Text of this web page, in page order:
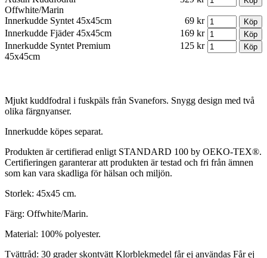
Offwhite/Marin
Innerkudde Syntet 45x45cm
69 kr
Innerkudde Fjäder 45x45cm
169 kr
Innerkudde Syntet Premium
45x45cm
125 kr
Mjukt kuddfodral i fuskpäls från Svanefors. Snygg design med två
olika färgnyanser.
Innerkudde köpes separat.
Produkten är certifierad enligt STANDARD 100 by OEKO-TEX®.
Certifieringen garanterar att produkten är testad och fri från ämnen
som kan vara skadliga för hälsan och miljön.
Storlek: 45x45 cm.
Färg: Offwhite/Marin.
Material: 100% polyester.
Tvättråd: 30 grader skontvätt Klorblekmedel får ej användas Får ej